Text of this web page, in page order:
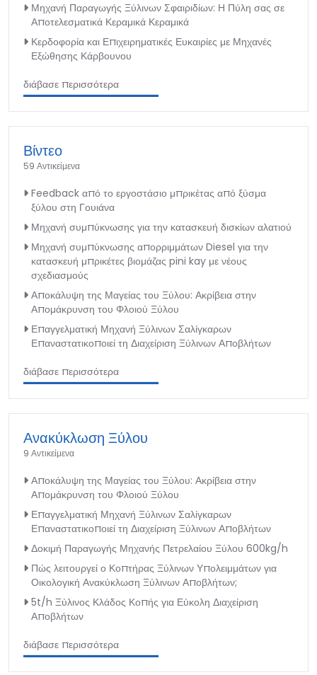
Μηχανή Παραγωγής Ξύλινων Σφαιριδίων: Η Πύλη σας σε
Αποτελεσματικά Κεραμικά Κεραμικά
Κερδοφορία και Επιχειρηματικές Ευκαιρίες με Μηχανές
Εξώθησης Κάρβουνου
διάβασε περισσότερα
Βίντεο
59 Αντικείμενα
Feedback από το εργοστάσιο μπρικέτας από ξύσμα
ξύλου στη Γουιάνα
Μηχανή συμπύκνωσης για την κατασκευή δισκίων αλατιού
Μηχανή συμπύκνωσης απορριμμάτων Diesel για την
κατασκευή μπρικέτες βιομάζας pini kay με νέους
σχεδιασμούς
Αποκάλυψη της Μαγείας του Ξύλου: Ακρίβεια στην
Απομάκρυνση του Φλοιού Ξύλου
Επαγγελματική Μηχανή Ξύλινων Σαλίγκαρων
Επαναστατικοποιεί τη Διαχείριση Ξύλινων Αποβλήτων
διάβασε περισσότερα
Ανακύκλωση Ξύλου
9 Αντικείμενα
Αποκάλυψη της Μαγείας του Ξύλου: Ακρίβεια στην
Απομάκρυνση του Φλοιού Ξύλου
Επαγγελματική Μηχανή Ξύλινων Σαλίγκαρων
Επαναστατικοποιεί τη Διαχείριση Ξύλινων Αποβλήτων
Δοκιμή Παραγωγής Μηχανής Πετρελαίου Ξύλου 600kg/h
Πώς λειτουργεί ο Κοπτήρας Ξύλινων Υπολειμμάτων για
Οικολογική Ανακύκλωση Ξύλινων Αποβλήτων;
5t/h Ξύλινος Κλάδος Κοπής για Εύκολη Διαχείριση
Αποβλήτων
διάβασε περισσότερα